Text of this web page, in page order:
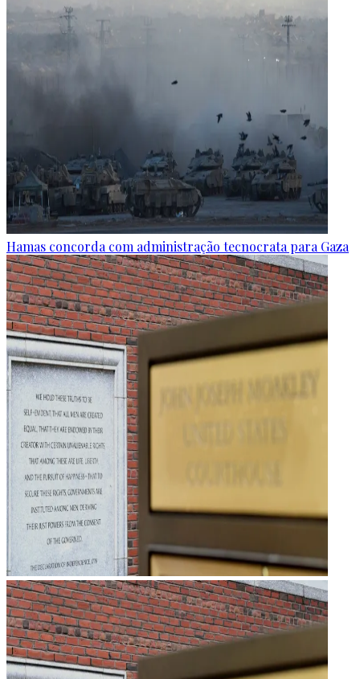
Hamas concorda com administração tecnocrata para Gaza